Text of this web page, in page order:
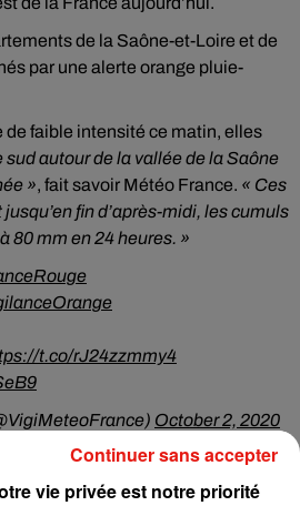
de la Saône-et-Loire et de
par une alerte orange pluie-
de faible intensité ce matin, elles
sud autour de la vallée de la Saône
», fait savoir Météo France. « Ces
fin d’après-midi, les cumuls
80 mm en 24 heures. »
t.co/rJ24zzmmy4
October 2, 2020
vie privée est notre priorité
Continuer sans accepter